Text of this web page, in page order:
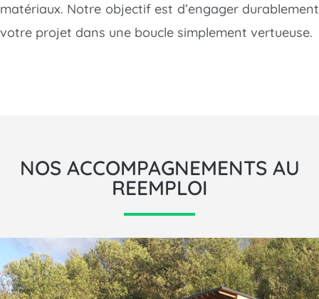
matériaux. Notre objectif est d’engager durablement
votre projet dans une boucle simplement vertueuse.
NOS ACCOMPAGNEMENTS AU
REEMPLOI